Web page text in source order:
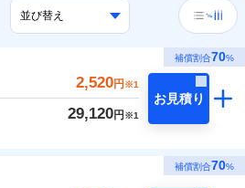
補償割合70%
2,520円 ※1
29,120円 ※1
お見積り
補償割合70%